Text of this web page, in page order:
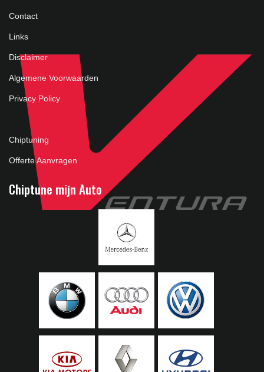
Contact
Links
Disclaimer
Algemene Voorwaarden
Privacy Policy
Chiptuning
Offerte Aanvragen
Chiptune mijn Auto